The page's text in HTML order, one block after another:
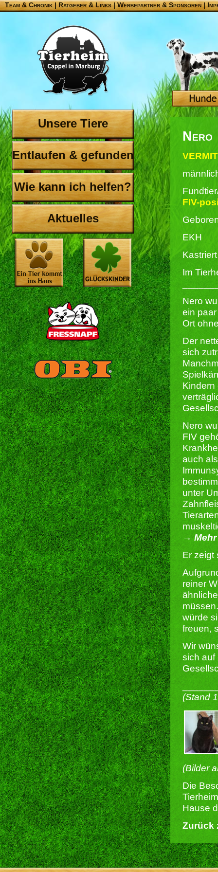
Team & Chronik |Ratgeber & Links|Werbepartner & Sponsoren|
Unsere Tiere
Entlaufen & gefunden
Wie kann ich helfen?
Aktuelles
Nero
FIV-
EKH
Im
Nero
ein
Ort
Der
sich
Kindern
Nero
FIV
auch
unter
→ Mehr
Er zeigt
reiner
würde
freuen,
Wir
sich auf
(Stand
(Bilder
Die
Hause
Zurück